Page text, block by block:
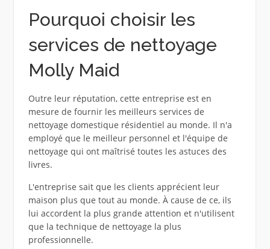
Pourquoi choisir les
services de nettoyage
Molly Maid
Outre leur réputation, cette entreprise est en
mesure de fournir les meilleurs services de
nettoyage domestique résidentiel au monde. Il n'a
employé que le meilleur personnel et l'équipe de
nettoyage qui ont maîtrisé toutes les astuces des
livres.
L'entreprise sait que les clients apprécient leur
maison plus que tout au monde. À cause de ce, ils
lui accordent la plus grande attention et n'utilisent
que la technique de nettoyage la plus
professionnelle.